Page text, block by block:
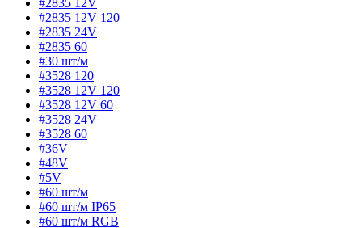
#2835 12V
#2835 12V 120
#2835 24V
#2835 60
#30 шт/м
#3528 120
#3528 12V 120
#3528 12V 60
#3528 24V
#3528 60
#36V
#48V
#5V
#60 шт/м
#60 шт/м IP65
#60 шт/м RGB